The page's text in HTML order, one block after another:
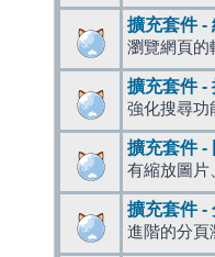
擴充套件 -
瀏覽網頁的
擴充套件 -
強化搜尋功
擴充套件 -
有縮放圖片
擴充套件 -
進階的分頁